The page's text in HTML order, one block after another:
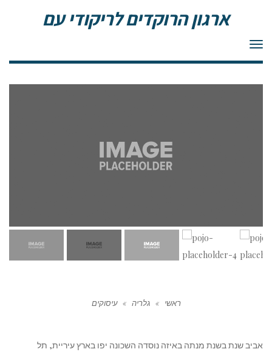
ארגון הרוקדים לריקודי עם
תפריט
ראשי » גלריה » עיסוקים
אביב שנת בשנת מנתה באיזה נוסדה השכונה יפו בארץ עיריית, תל